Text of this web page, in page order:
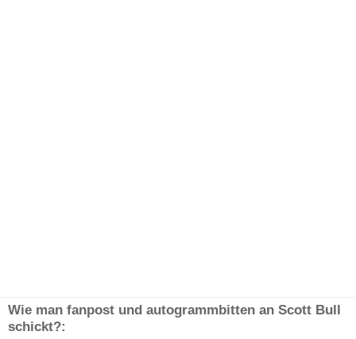
Wie man fanpost und autogrammbitten an Scott Bull
schickt?: